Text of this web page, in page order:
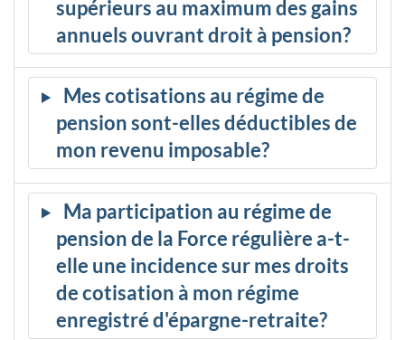
supérieurs au maximum des gains
annuels ouvrant droit à pension?
Mes cotisations au régime de
pension sont-elles déductibles de
mon revenu imposable?
Ma participation au régime de
pension de la Force régulière a-t-
elle une incidence sur mes droits
de cotisation à mon régime
enregistré d'épargne-retraite?